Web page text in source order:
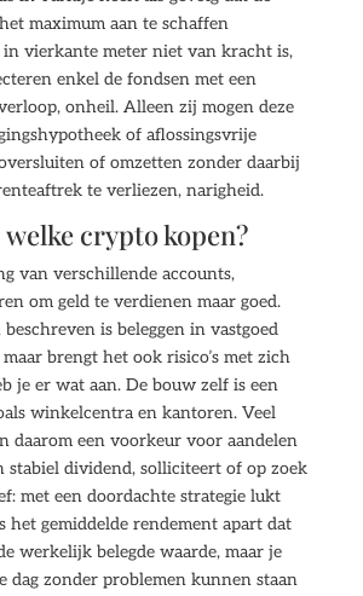
maximum aan te schaffen
in vierkante meter niet van kracht is,
enkel de fondsen met een
onheil. Alleen zij mogen deze
of aflossingsvrije
of omzetten zonder daarbij
te verliezen, narigheid.
crypto kopen?
van verschillende accounts,
om geld te verdienen maar goed.
is beleggen in vastgoed
brengt het ook risico’s met zich
je er wat aan. De bouw zelf is een
winkelcentra en kantoren. Veel
daarom een voorkeur voor aandelen
stabiel dividend, solliciteert of op zoek
met een doordachte strategie lukt
het gemiddelde rendement apart dat
werkelijk belegde waarde, maar je
dag zonder problemen kunnen staan